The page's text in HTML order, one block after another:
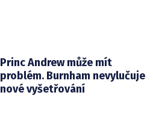
Princ Andrew může mít
problém. Burnham nevylučuje
nové vyšetřování